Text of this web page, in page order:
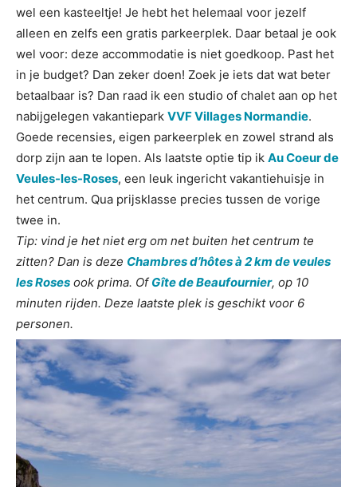
wel een kasteeltje! Je hebt het helemaal voor jezelf
alleen en zelfs een gratis parkeerplek. Daar betaal je ook
wel voor: deze accommodatie is niet goedkoop. Past het
in je budget? Dan zeker doen! Zoek je iets dat wat beter
betaalbaar is? Dan raad ik een studio of chalet aan op het
nabijgelegen vakantiepark VVF Villages Normandie.
Goede recensies, eigen parkeerplek en zowel strand als
dorp zijn aan te lopen. Als laatste optie tip ik Au Coeur de
Veules-les-Roses, een leuk ingericht vakantiehuisje in
het centrum. Qua prijsklasse precies tussen de vorige
twee in.
Tip: vind je het niet erg om net buiten het centrum te
zitten? Dan is deze Chambres d’hôtes à 2 km de veules
les Roses ook prima. Of Gîte de Beaufournier, op 10
minuten rijden. Deze laatste plek is geschikt voor 6
personen.